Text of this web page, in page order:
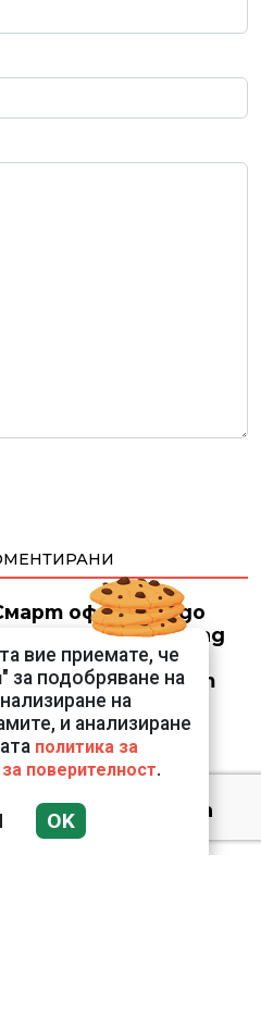
оферти с до
90% отстъпка за над
устройства от
през август
принцеса
влезе в
вие приемате, че
" за подобряване на
на
и анализиране
политика за
поверителност.
OK